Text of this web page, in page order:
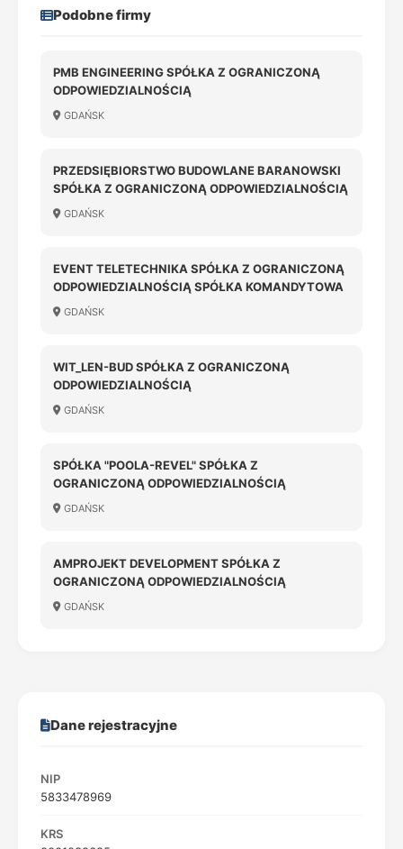
Podobne firmy
PMB ENGINEERING SPÓŁKA Z OGRANICZONĄ
ODPOWIEDZIALNOŚCIĄ
GDAŃSK
PRZEDSIĘBIORSTWO BUDOWLANE BARANOWSKI
SPÓŁKA Z OGRANICZONĄ ODPOWIEDZIALNOŚCIĄ
GDAŃSK
EVENT TELETECHNIKA SPÓŁKA Z OGRANICZONĄ
ODPOWIEDZIALNOŚCIĄ SPÓŁKA KOMANDYTOWA
GDAŃSK
WIT_LEN-BUD SPÓŁKA Z OGRANICZONĄ
ODPOWIEDZIALNOŚCIĄ
GDAŃSK
SPÓŁKA "POOLA-REVEL" SPÓŁKA Z
OGRANICZONĄ ODPOWIEDZIALNOŚCIĄ
GDAŃSK
AMPROJEKT DEVELOPMENT SPÓŁKA Z
OGRANICZONĄ ODPOWIEDZIALNOŚCIĄ
GDAŃSK
Dane rejestracyjne
NIP
5833478969
KRS